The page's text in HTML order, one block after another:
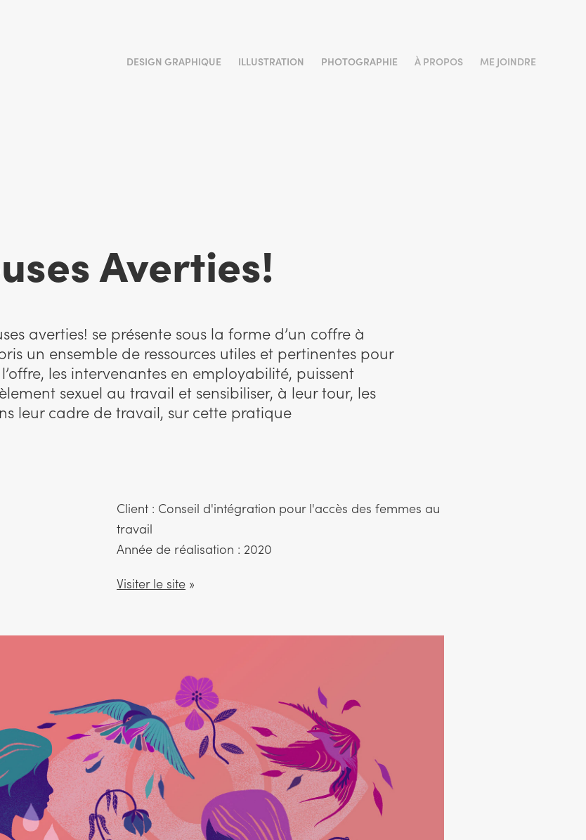
DESIGN GRAPHIQUE ILLUSTRATION PHOTOGRAPHIE À PROPOS ME JOINDRE
Averties!
averties! se présente sous la forme d’un coffre à
un ensemble de ressources utiles et pertinentes pour
les intervenantes en employabilité, puissent
sexuel au travail et sensibiliser, à leur tour, les
leur cadre de travail, sur cette pratique
Client : Conseil d'intégration pour l'accès des femmes au
travail
Année de réalisation : 2020
Visiter le site »